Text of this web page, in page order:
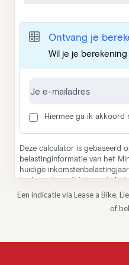
Een indicatie via Lease a Bike.
of